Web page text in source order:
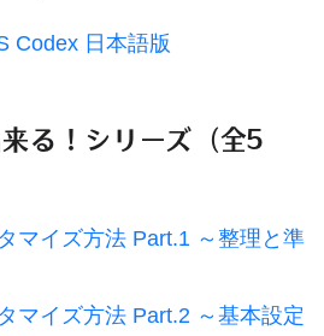
Codex 日本語版
る！シリーズ（全5
マイズ方法 Part.1 ～整理と準
マイズ方法 Part.2 ～基本設定